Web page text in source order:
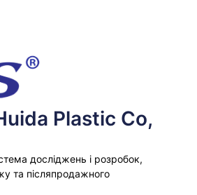
Plastic Co,
досліджень і розробок,
та післяпродажного